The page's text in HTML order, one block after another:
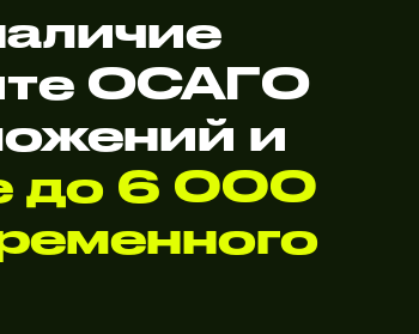
ОСАГО
и
до 6 000